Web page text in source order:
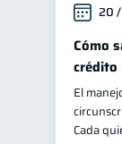
20
Cómo
crédito
El
Cada